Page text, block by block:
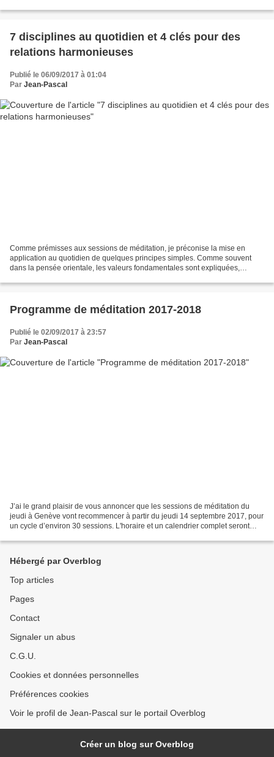
7 disciplines au quotidien et 4 clés pour des
relations harmonieuses
Publié le 06/09/2017 à 01:04
Par Jean-Pascal
Comme prémisses aux sessions de méditation, je préconise la mise en
application au quotidien de quelques principes simples. Comme souvent
dans la pensée orientale, les valeurs fondamentales sont expliquées,
Programme de méditation 2017-2018
Publié le 02/09/2017 à 23:57
Par Jean-Pascal
J’ai le grand plaisir de vous annoncer que les sessions de méditation du
jeudi à Genève vont recommencer à partir du jeudi 14 septembre 2017, pour
un cycle d’environ 30 sessions. L'horaire et un calendrier complet seront
Hébergé par Overblog
Top articles
Pages
Contact
Signaler un abus
C.G.U.
Cookies et données personnelles
Préférences cookies
Voir le profil de Jean-Pascal sur le portail Overblog
Créer un blog sur Overblog